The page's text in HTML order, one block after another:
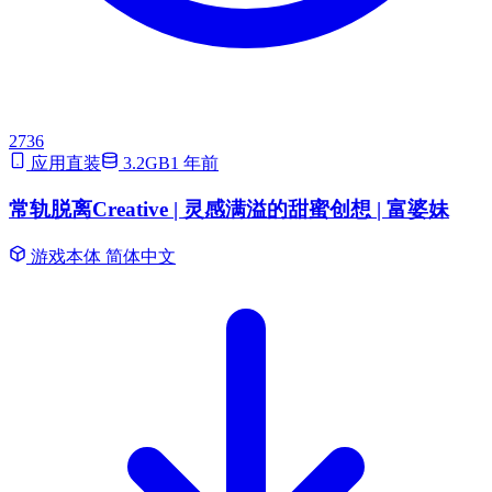
2736
应用直装
3.2GB1 年前
常轨脱离Creative | 灵感满溢的甜蜜创想 | 富婆妹
游戏本体 简体中文